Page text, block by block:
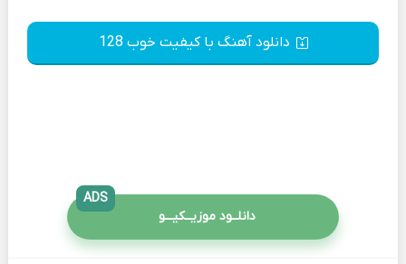
دانلود آهنگ با کیفیت خوب 128
دانلــود موزیــکیـــو
ADS